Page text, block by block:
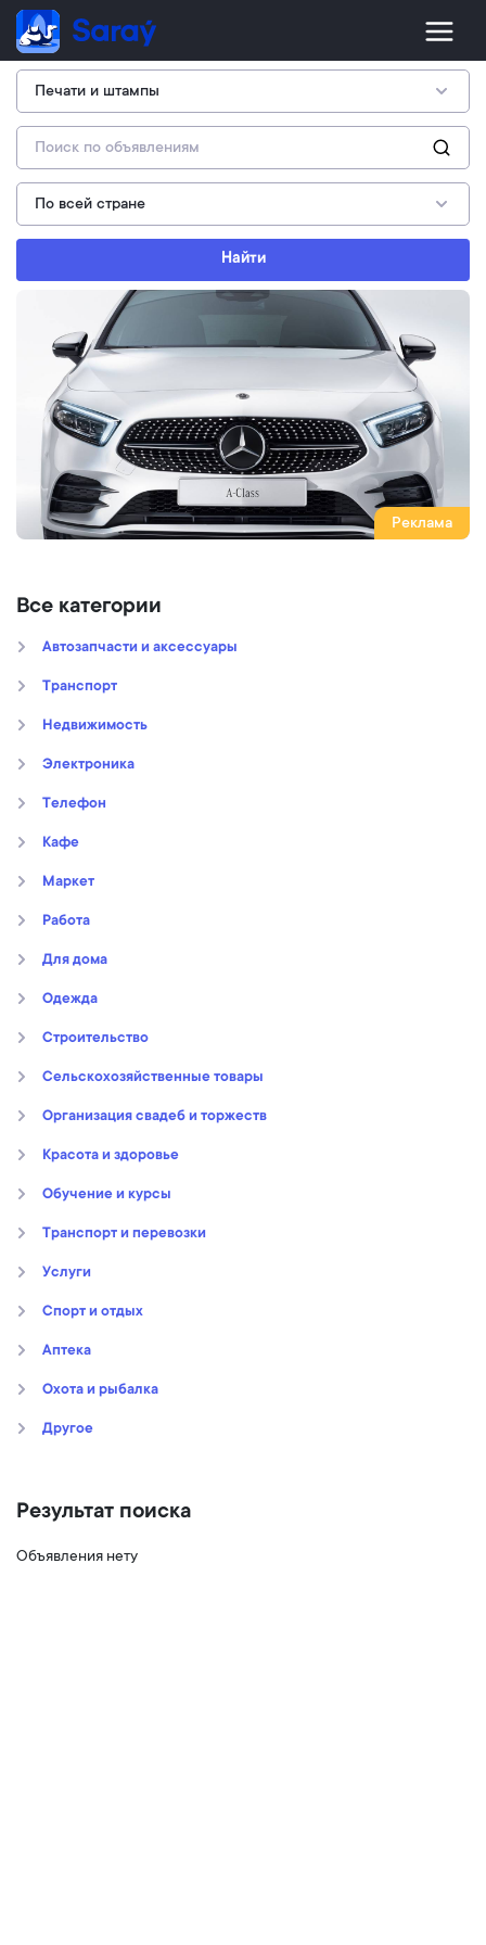
Найти
Реклама
Все категории
Автозапчасти и аксессуары
Транспорт
Недвижимость
Электроника
Телефон
Кафе
Маркет
Работа
Для дома
Oдежда
Строительство
Сельскохозяйственные товары
Организация свадеб и торжеств
Kрасота и здоровье
Обучение и курсы
Транспорт и перевозки
Услуги
Спорт и отдых
Аптека
Охота и рыбалка
Другое
Результат поиска
Объявления нету